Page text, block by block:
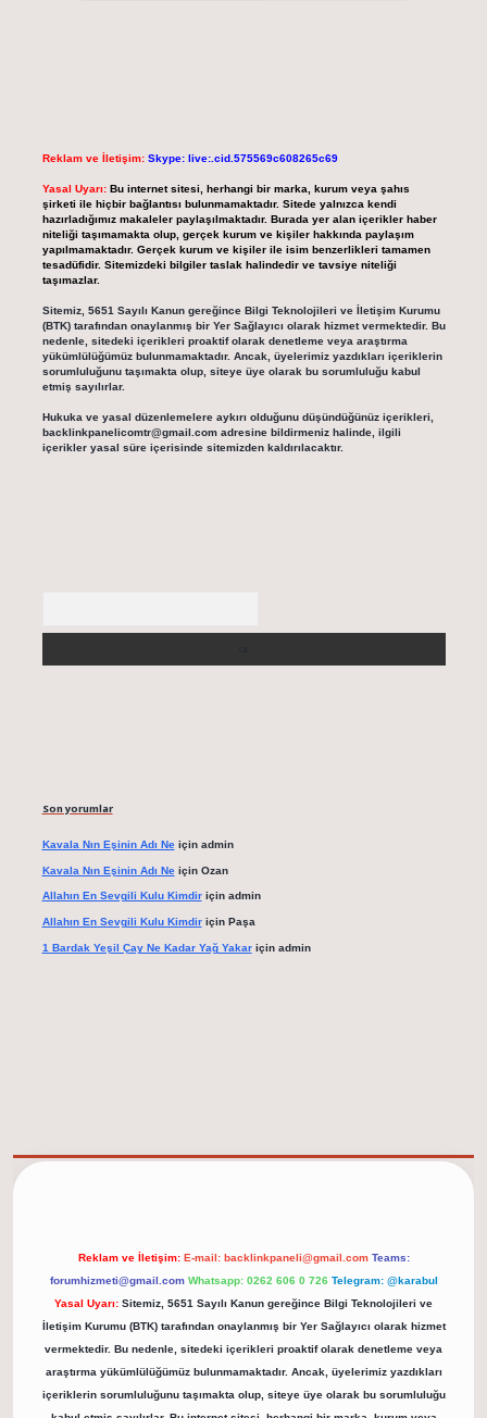
Reklam ve İletişim: Skype: live:.cid.575569c608265c69
Yasal Uyarı: Bu internet sitesi, herhangi bir marka, kurum veya şahıs
şirketi ile hiçbir bağlantısı bulunmamaktadır. Sitede yalnızca kendi
hazırladığımız makaleler paylaşılmaktadır. Burada yer alan içerikler haber
niteliği taşımamakta olup, gerçek kurum ve kişiler hakkında paylaşım
yapılmamaktadır. Gerçek kurum ve kişiler ile isim benzerlikleri tamamen
tesadüfidir. Sitemizdeki bilgiler taslak halindedir ve tavsiye niteliği
taşımazlar.
Sitemiz, 5651 Sayılı Kanun gereğince Bilgi Teknolojileri ve İletişim Kurumu
(BTK) tarafından onaylanmış bir Yer Sağlayıcı olarak hizmet vermektedir. Bu
nedenle, sitedeki içerikleri proaktif olarak denetleme veya araştırma
yükümlülüğümüz bulunmamaktadır. Ancak, üyelerimiz yazdıkları içeriklerin
sorumluluğunu taşımakta olup, siteye üye olarak bu sorumluluğu kabul
etmiş sayılırlar.
Hukuka ve yasal düzenlemelere aykırı olduğunu düşündüğünüz içerikleri,
backlinkpanelicomtr@gmail.comadresine bildirmeniz halinde, ilgili
içerikler yasal süre içerisinde sitemizden kaldırılacaktır.
Son yorumlar
Kavala Nın Eşinin Adı Neiçin admin
Kavala Nın Eşinin Adı Neiçin Ozan
Allahın En Sevgili Kulu Kimdiriçin admin
Allahın En Sevgili Kulu Kimdiriçin Paşa
1 Bardak Yeşil Çay Ne Kadar Yağ Yakariçin admin
Reklam ve İletişim: E-mail: backlinkpaneli@gmail.com Teams:
forumhizmeti@gmail.com Whatsapp: 0262 606 0 726 Telegram: @karabul
Yasal Uyarı: Sitemiz, 5651 Sayılı Kanun gereğince Bilgi Teknolojileri ve
İletişim Kurumu (BTK) tarafından onaylanmış bir Yer Sağlayıcı olarak hizmet
vermektedir. Bu nedenle, sitedeki içerikleri proaktif olarak denetleme veya
araştırma yükümlülüğümüz bulunmamaktadır. Ancak, üyelerimiz yazdıkları
içeriklerin sorumluluğunu taşımakta olup, siteye üye olarak bu sorumluluğu